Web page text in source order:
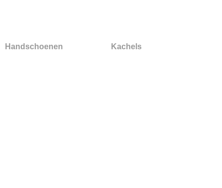
Handschoenen Kachels